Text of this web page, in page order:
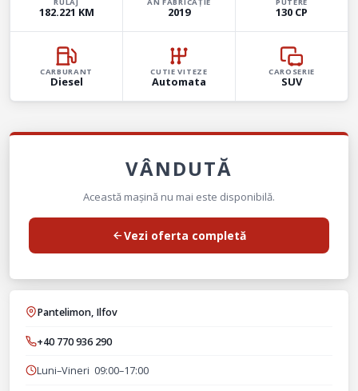
182.221 KM 2019 130 CP
CARBURANT
Diesel
CUTIE VITEZE
Automata
CAROSERIE
SUV
VÂNDUTĂ
Această mașină nu mai este disponibilă.
Vezi oferta completă
Pantelimon, Ilfov
+40 770 936 290
Luni–Vineri 09:00–17:00